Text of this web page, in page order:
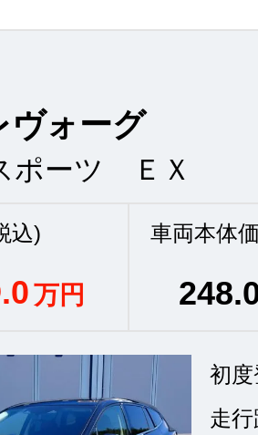
ヴォーグ
ポーツ ＥＸ
込)
.0万円
車両本体
248
初
走